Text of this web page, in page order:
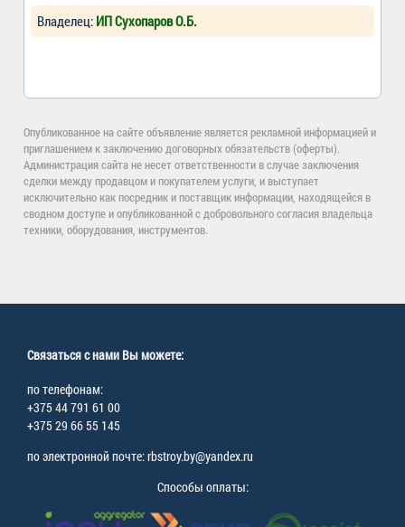
Владелец: ИП Сухопаров О.Б.
Опубликованное на сайте объявление является рекламной информацией и
приглашением к заключению договорных обязательств (оферты).
Администрация сайта не несет ответственности в случае заключения
сделки между продавцом и покупателем услуги, и выступает
исключительно как посредник и поставщик информации, находящейся в
сводном доступе и опубликованной с добровольного согласия владельца
техники, оборудования, инструментов.
Связаться с нами Вы можете:
по телефонам:
+375 44 791 61 00
+375 29 66 55 145
по электронной почте: rbstroy.by@yandex.ru
Способы оплаты: